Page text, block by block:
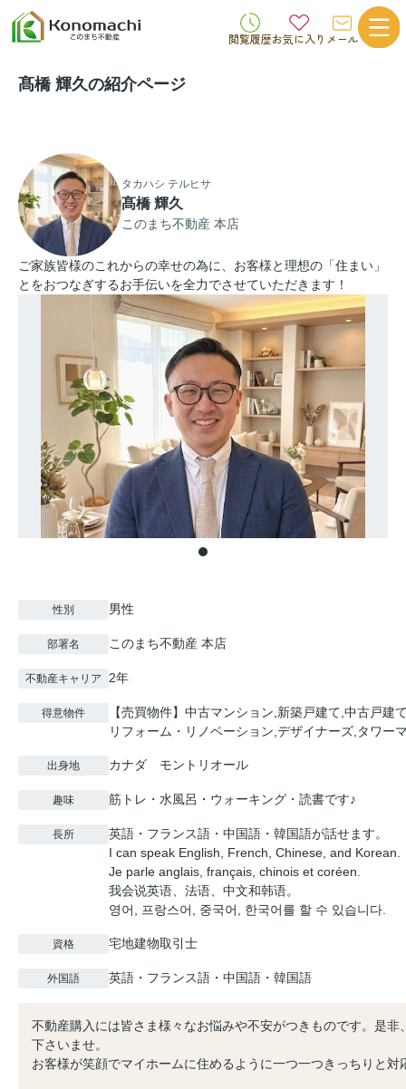
閲覧履歴お気に入り メール
髙橋 輝久の紹介ページ
タカハシ テルヒサ
髙橋 輝久
このまち不動産 本店
ご家族皆様のこれからの幸せの為に、お客様と理想の「住まい」
とをおつなぎするお手伝いを全力でさせていただきます！
性別 男性
部署名 このまち不動産 本店
不動産キャリア 2年
得意物件
【売買物件】中古マンション,新築戸建て,中古戸建
リフォーム・リノベーション,デザイナーズ,タワー
出身地 カナダ モントリオール
趣味 筋トレ・水風呂・ウォーキング・読書です♪
長所
英語・フランス語・中国語・韓国語が話せます。
I can speak English, French, Chinese, and Korean.
Je parle anglais, français, chinois et coréen.
我会说英语、法语、中文和韩语。
영어, 프랑스어, 중국어, 한국어를 할 수 있습니다.
資格 宅地建物取引士
外国語 英語・フランス語・中国語・韓国語
不動産購入には皆さま様々なお悩みや不安がつきものです。是非
下さいませ。
お客様が笑顔でマイホームに住めるように一つ一つきっちりと対